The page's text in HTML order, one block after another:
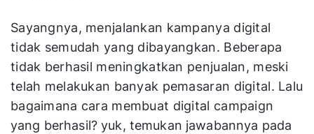
Sayangnya, menjalankan kampanya digital
tidak semudah yang dibayangkan. Beberapa
tidak berhasil meningkatkan penjualan, meski
telah melakukan banyak pemasaran digital. Lalu
bagaimana cara membuat digital campaign
yang berhasil? yuk, temukan jawabannya pada